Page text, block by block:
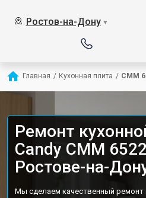
Ростов-на-Дону ▼
Главная / Кухонная плита / CMM
Ремонт
Candy CMM
Ростове-на-
Мы сделаем качественный ремонт